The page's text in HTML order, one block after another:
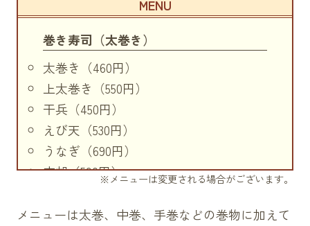
巻き寿司（太巻き）
太巻き（460円）
上太巻き（550円）
干兵（450円）
えび天（530円）
うなぎ（690円）
穴胡（590円）
鉄火（570円）
※メニューは変更される場合がございます。
メニューは太巻、中巻、手巻などの巻物に加えて